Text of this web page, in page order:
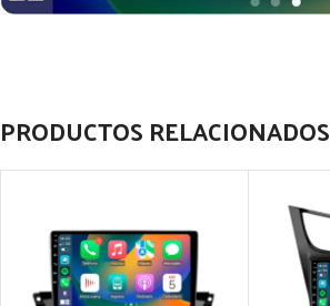
PRODUCTOS RELACIONADOS